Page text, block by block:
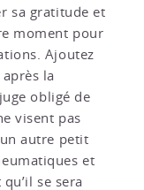
sa gratitude et
moment pour
Ajoutez
la
obligé de
visent pas
autre petit
et
se sera